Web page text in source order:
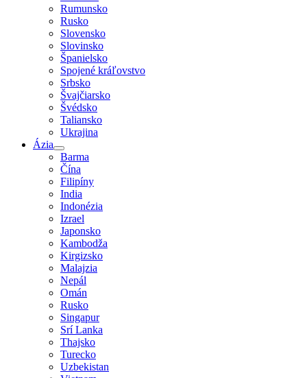
Rumunsko
Rusko
Slovensko
Slovinsko
Španielsko
Spojené kráľovstvo
Srbsko
Švajčiarsko
Švédsko
Taliansko
Ukrajina
Ázia
Barma
Čína
Filipíny
India
Indonézia
Izrael
Japonsko
Kambodža
Kirgizsko
Malajzia
Nepál
Omán
Rusko
Singapur
Srí Lanka
Thajsko
Turecko
Uzbekistan